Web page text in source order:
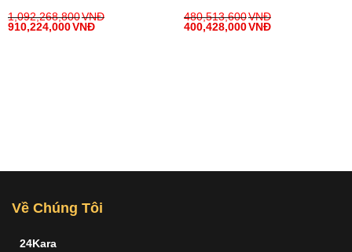
1,092,268,800VNĐ
910,224,000VNĐ
480,513,600VNĐ
400,428,000VNĐ
Về Chúng Tôi
24Kara